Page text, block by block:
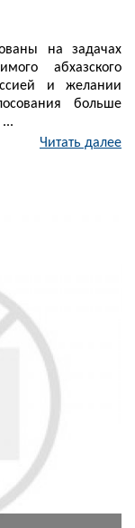
на задачах
абхазского
и желании
больше
Читать далее